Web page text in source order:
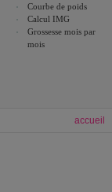
Courbe de poids
Calcul IMG
Grossesse mois par
mois
accueil